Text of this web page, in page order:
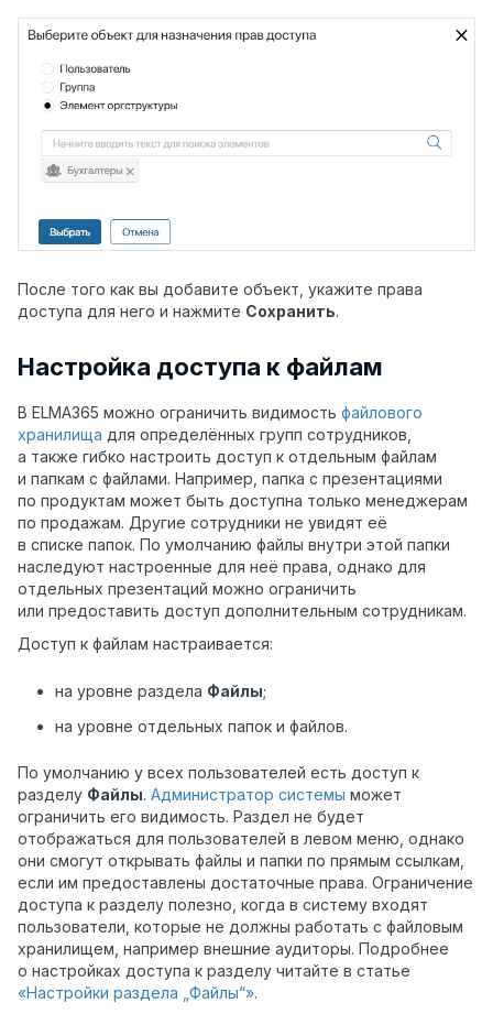
После того как вы добавите объект, укажите права
доступа для него и нажмите Сохранить.
Настройка доступа к файлам
В ELMA365 можно ограничить видимость файлового
хранилища для определённых групп сотрудников,
а также гибко настроить доступ к отдельным файлам
и папкам с файлами. Например, папка с презентациями
по продуктам может быть доступна только менеджерам
по продажам. Другие сотрудники не увидят её
в списке папок. По умолчанию файлы внутри этой папки
наследуют настроенные для неё права, однако для
отдельных презентаций можно ограничить
или предоставить доступ дополнительным сотрудникам.
Доступ к файлам настраивается:
на уровне раздела Файлы;
на уровне отдельных папок и файлов.
По умолчанию у всех пользователей есть доступ к
разделу Файлы. Администратор системы может
ограничить его видимость. Раздел не будет
отображаться для пользователей в левом меню, однако
они смогут открывать файлы и папки по прямым ссылкам,
если им предоставлены достаточные права. Ограничение
доступа к разделу полезно, когда в систему входят
пользователи, которые не должны работать с файловым
хранилищем, например внешние аудиторы. Подробнее
о настройках доступа к разделу читайте в статье
«Настройки раздела „Файлы“».